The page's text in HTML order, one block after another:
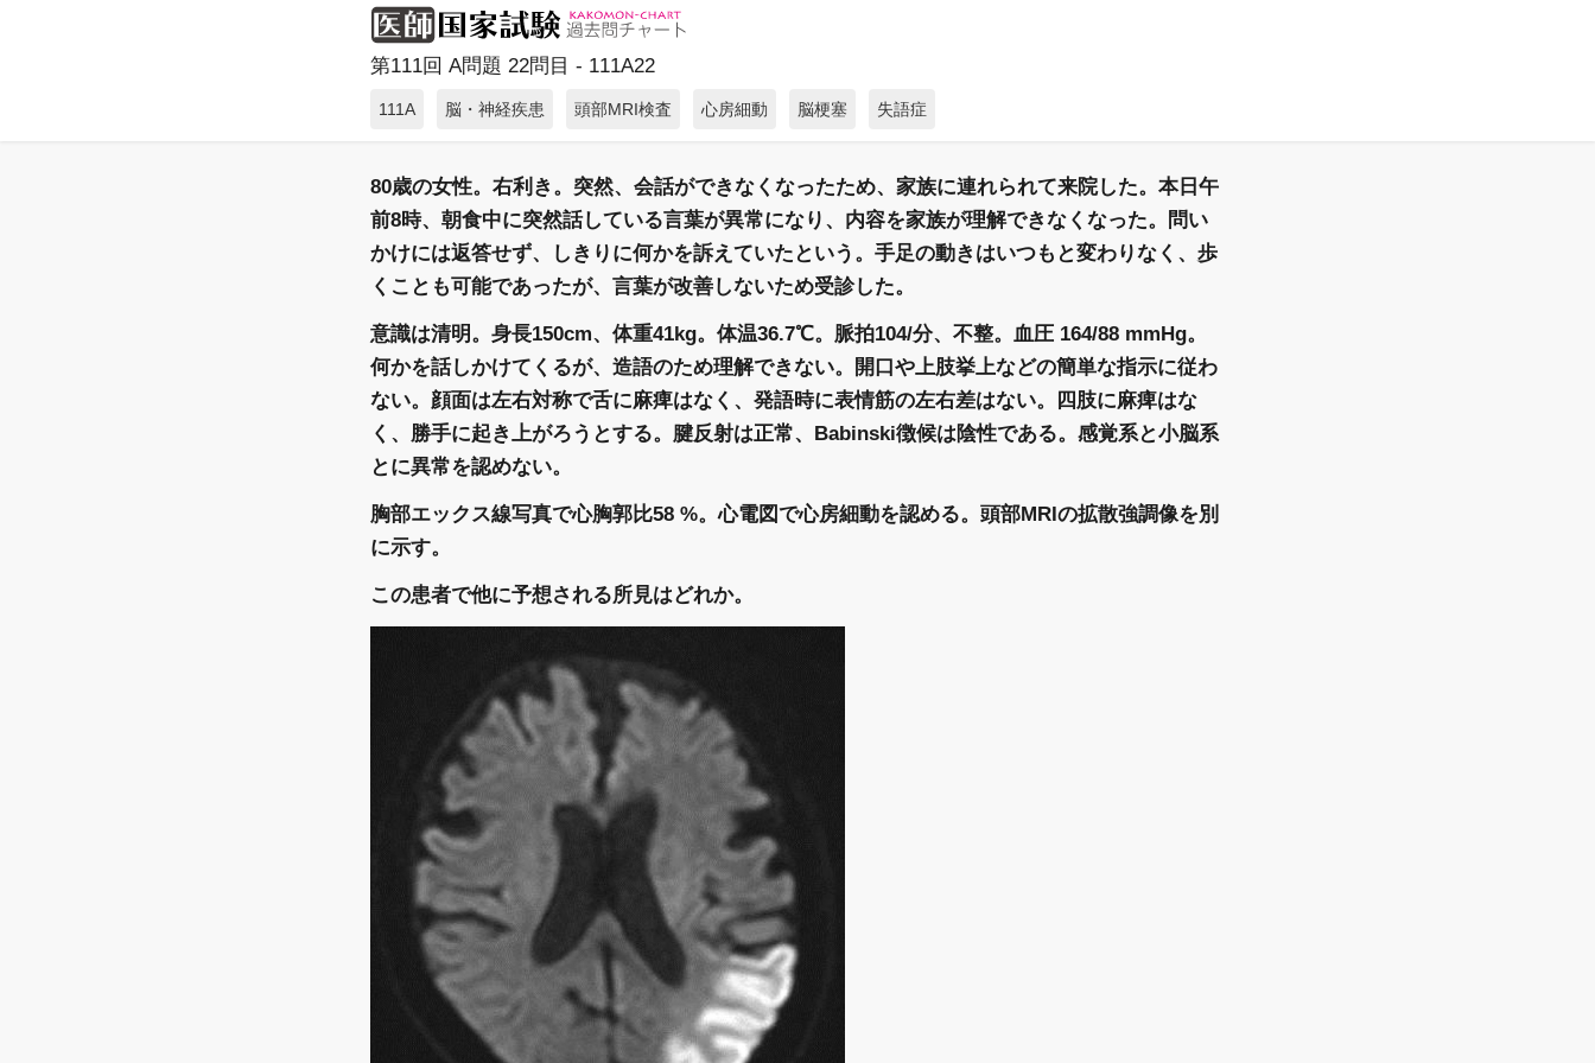
第111回 A問題 22問目 - 111A22
111A 脳・神経疾患 頭部MRI検査 心房細動 脳梗塞 失語症
80歳の女性。右利き。突然、会話ができなくなったため、家族に連れられて来院した。本日午
前8時、朝食中に突然話している言葉が異常になり、内容を家族が理解できなくなった。問い
かけには返答せず、しきりに何かを訴えていたという。手足の動きはいつもと変わりなく、歩
くことも可能であったが、言葉が改善しないため受診した。
意識は清明。身長150cm、体重41kg。体温36.7℃。脈拍104/分、不整。血圧 164/88 mmHg。
何かを話しかけてくるが、造語のため理解できない。開口や上肢挙上などの簡単な指示に従わ
ない。顔面は左右対称で舌に麻痺はなく、発語時に表情筋の左右差はない。四肢に麻痺はな
く、勝手に起き上がろうとする。腱反射は正常、Babinski徴候は陰性である。感覚系と小脳系
とに異常を認めない。
胸部エックス線写真で心胸郭比58 %。心電図で心房細動を認める。頭部MRIの拡散強調像を別
に示す。
この患者で他に予想される所見はどれか。